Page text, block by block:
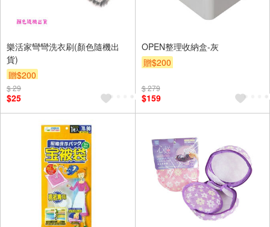
樂活家彎彎洗衣刷(顏色隨機出
貨)
贈$200
$ 29
$25
OPEN整理收納盒-灰
贈$200
$ 279
$159